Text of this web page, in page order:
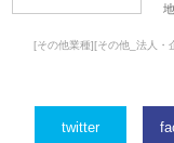
[その他業種][その他_法人・
twitter